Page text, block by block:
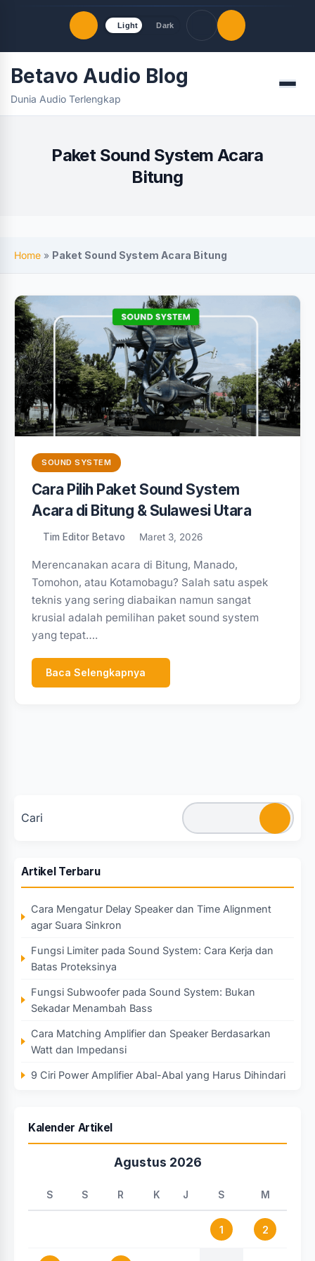
Light Dark
Quick Links
LATEST UPDATES
FOLLOW US
Betavo Audio Blog
Dunia Audio Terlengkap
Menu
Paket Sound System Acara
Bitung
Home » Paket Sound System Acara Bitung
SOUND SYSTEM
Cara Pilih Paket Sound System
Acara di Bitung & Sulawesi Utara
Tim Editor Betavo Maret 3, 2026
Merencanakan acara di Bitung, Manado,
Tomohon, atau Kotamobagu? Salah satu aspek
teknis yang sering diabaikan namun sangat
krusial adalah pemilihan paket sound system
yang tepat….
Baca Selengkapnya
Cari
Artikel Terbaru
Cara Mengatur Delay Speaker dan Time Alignment
agar Suara Sinkron
Fungsi Limiter pada Sound System: Cara Kerja dan
Batas Proteksinya
Fungsi Subwoofer pada Sound System: Bukan
Sekadar Menambah Bass
Cara Matching Amplifier dan Speaker Berdasarkan
Watt dan Impedansi
9 Ciri Power Amplifier Abal-Abal yang Harus Dihindari
Kalender Artikel
Agustus 2026
S S R K J S M
1 2